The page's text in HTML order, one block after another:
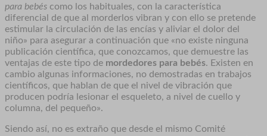
para bebés como los habituales, con la característica
diferencial de que al morderlos vibran y con ello se pretende
estimular la circulación de las encías y aliviar el dolor del
niño» para asegurar a continuación que «no existe ninguna
publicación científica, que conozcamos, que demuestre las
ventajas de este tipo de mordedores para bebés. Existen en
cambio algunas informaciones, no demostradas en trabajos
científicos, que hablan de que el nivel de vibración que
producen podría lesionar el esqueleto, a nivel de cuello y
columna, del pequeño».
Siendo así, no es extraño que desde el mismo Comité